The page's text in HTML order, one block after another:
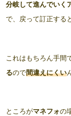
分岐して進んでいく
で、戻って訂正する
これはもちろん手間
るので間違えにくい
ところがマネフォの